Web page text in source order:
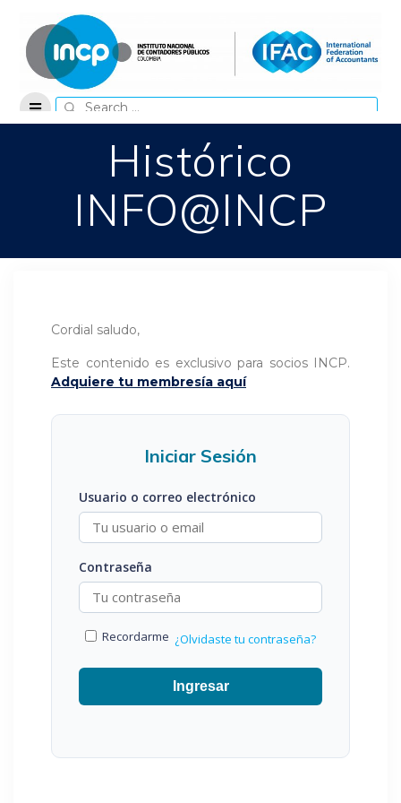
content
Search
for:
Histórico
INFO@INCP
Cordial saludo,
Este contenido es exclusivo para socios INCP.
Adquiere tu membresía aquí
Iniciar Sesión
Usuario o correo electrónico
Contraseña
Recordarme ¿Olvidaste tu contraseña?
Ingresar